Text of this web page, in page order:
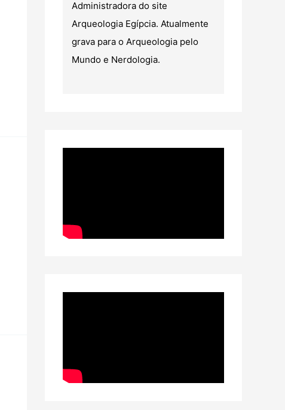
Administradora do site
Arqueologia Egípcia. Atualmente
grava para o Arqueologia pelo
Mundo e Nerdologia.